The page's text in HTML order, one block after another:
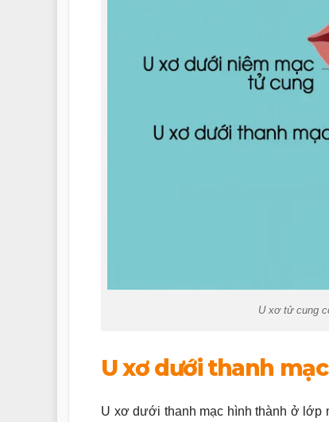
U xơ tử cung
U xơ dưới thanh mạc
U xơ dưới thanh mạc hình thành ở lớp